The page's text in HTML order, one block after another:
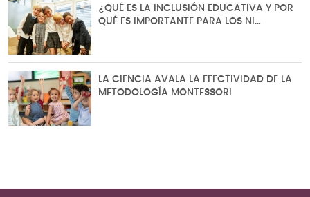
¿QUÉ ES LA INCLUSIÓN EDUCATIVA Y POR
QUÉ ES IMPORTANTE PARA LOS NI…
LA CIENCIA AVALA LA EFECTIVIDAD DE LA
METODOLOGÍA MONTESSORI